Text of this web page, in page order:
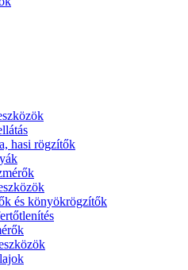
hasi rögzítők
és könyökrögzítők